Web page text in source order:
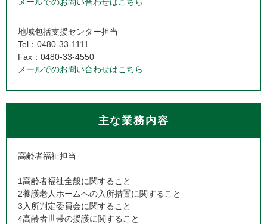
地域包括支援センター担当
Tel：0480-33-1111
Fax：0480-33-4550
メールでのお問い合わせはこちら
主な業務内容
高齢者福祉担当
1高齢者福祉全般に関すること
2養護老人ホームへの入所措置に関すること
3入所判定委員会に関すること
4高齢者世帯の援護に関すること